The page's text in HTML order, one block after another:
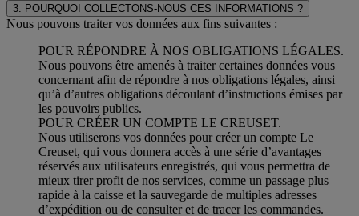
3. POURQUOI COLLECTONS-NOUS CES INFORMATIONS ?
Nous pouvons traiter vos données aux fins suivantes :
POUR RÉPONDRE À NOS OBLIGATIONS LÉGALES.
Nous pouvons être amenés à traiter certaines données vous
concernant afin de répondre à nos obligations légales, ainsi
qu’à d’autres obligations découlant d’instructions émises par
les pouvoirs publics.
POUR CRÉER UN COMPTE LE CREUSET.
Nous utiliserons vos données pour créer un compte Le
Creuset, qui vous donnera accès à une série d’avantages
réservés aux utilisateurs enregistrés, qui vous permettra de
mieux tirer profit de nos services, comme un passage plus
rapide à la caisse et la sauvegarde de multiples adresses
d’expédition ou de consulter et de tracer les commandes.